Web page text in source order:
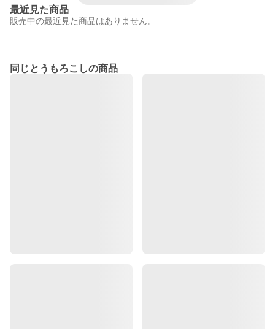
最近見た商品
販売中の最近見た商品はありません。
同じとうもろこしの商品